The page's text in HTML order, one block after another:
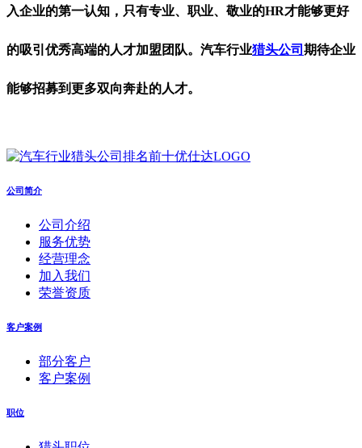
入企业的第一认知，只有专业、职业、敬业的HR才能够更好
的吸引优秀高端的人才加盟团队。 汽车行业猎头公司 期待企业
能够招募到更多双向奔赴的人才。
公司简介
公司介绍
服务优势
经营理念
加入我们
荣誉资质
客户案例
部分客户
客户案例
职位